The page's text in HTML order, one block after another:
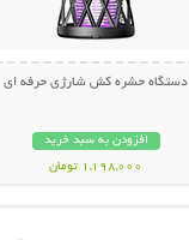
دستگاه حشره کش شارژی حرفه ای
افزودن به سبد خرید
1,198,000 تومان